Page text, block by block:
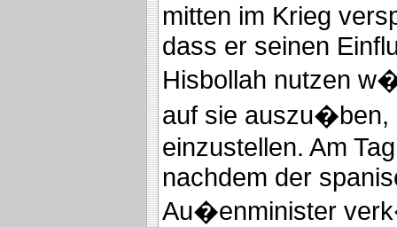
mitten im Krieg
dass er seinen
Hisbollah nutzen
auf sie auszu�ben,
einzustellen. Am
nachdem der
Au�enminister